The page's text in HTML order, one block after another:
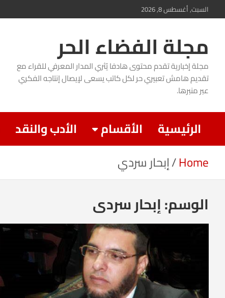
Skip
content
السبت, أغسطس 8, 2026
مجلة الفضاء الحر
مجلة إخبارية تقدم محتوى هادفا يُثري المدار المعرفي للقراء مع
تقديم هامش تعبيري حر لكل كاتب يسعى لإيصال إنتاجه الفكري
عبر منبرها.
الرئيسية الأقسام الأدب والنقد
Home إبحار سردي
الوسم:إبحار سردي